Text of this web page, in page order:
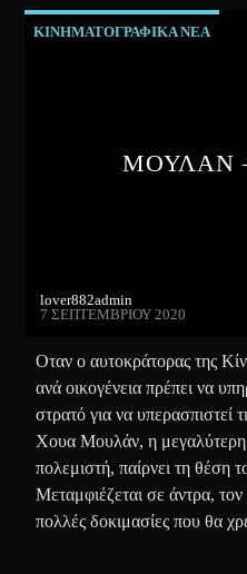
ΚΙΝΗΜΑΤΟΓΡΑΦΙΚΑ ΝΕΑ
ΜΟΥΛΑΝ
lover882admin
7 ΣΕΠΤΕΜΒΡΊΟΥ 2020
Οταν ο αυτοκράτορας της
ανά οικογένεια πρέπει να
στρατό για να υπερασπιστεί
Χουα Μουλάν, η μεγαλύτερη
πολεμιστή, παίρνει τη θέση
Μεταμφιέζεται σε άντρα,
πολλές δοκιμασίες που θα